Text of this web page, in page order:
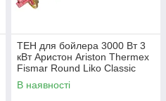
ТЕН для бойлера 3000 Вт 3
кВт Аристон Ariston Thermex
Fismar Round Liko Classic
Alpari Реал DeLuxe та ін.
В наявності